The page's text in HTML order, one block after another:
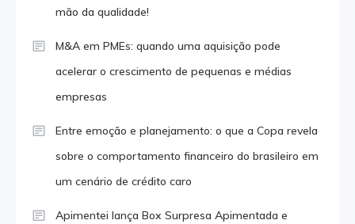
mão da qualidade!
M&A em PMEs: quando uma aquisição pode
acelerar o crescimento de pequenas e médias
empresas
Entre emoção e planejamento: o que a Copa revela
sobre o comportamento financeiro do brasileiro em
um cenário de crédito caro
Apimentei lança Box Surpresa Apimentada e